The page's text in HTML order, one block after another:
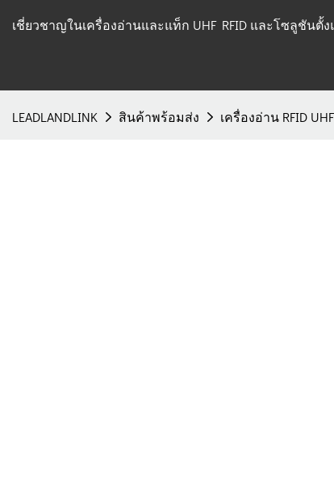
เชี่ยวชาญในเครื่องอ่านและแท็ก UHF RFID และโซลูชันตั้
LEADLANDLINK สินค้าพร้อมส่ง เครื่องอ่าน RFID UHF